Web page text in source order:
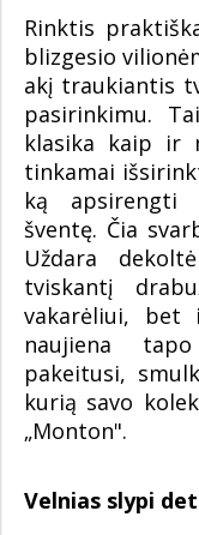
Rinktis
blizgesio
akį traukiantis
pasirinkimu.
klasika kaip ir
tinkamai
ką apsirengti
šventę. Čia
Uždara
tviskantį
vakarėliui, bet
naujiena
pakeitusi,
kurią savo
„Monton".
Velnias slypi